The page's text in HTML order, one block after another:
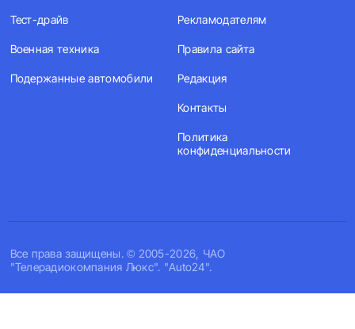
Все права защищены. © 2005-2026, ЧАО
"Телерадиокомпания Люкс". "Auto24".
Тест-драйв
Военная техника
Подержанные автомобили
Рекламодателям
Правила сайта
Редакция
Контакты
Политика
конфиденциальности